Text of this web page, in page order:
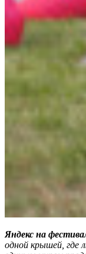
Яндекс на
одной крышей, где